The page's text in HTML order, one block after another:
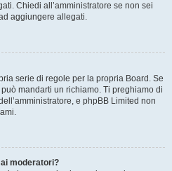
Chiedi all’amministratore se non sei
aggiungere allegati.
serie di regole per la propria Board. Se
mandarti un richiamo. Ti preghiamo di
e phpBB Limited non
moderatori?